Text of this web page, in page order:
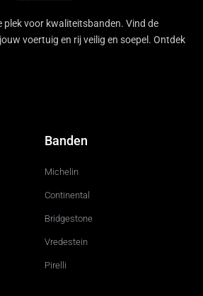
plek voor kwaliteitsbanden. Vind de
voertuig en rij veilig en soepel. Ontdek
Banden
Michelin
Continental
Bridgestone
Vredestein
Pirelli